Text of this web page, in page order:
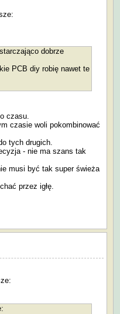
dobrze
PCB diy robię nawet te
czasu.
czasie woli pokombinować
tych drugich.
- nie ma szans tak
musi być tak super świeża
przez igłę.